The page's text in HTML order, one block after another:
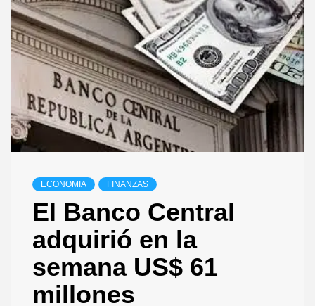
ECONOMIA FINANZAS
El Banco Central
adquirió en la
semana US$ 61
millones